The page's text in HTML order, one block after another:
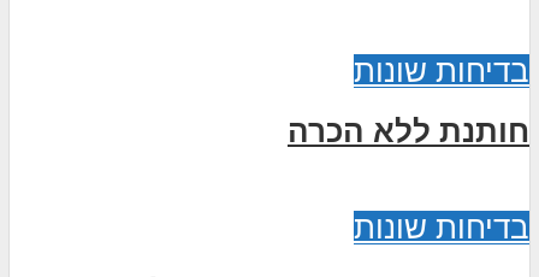
בדיחות שונות
חותנת ללא הכרה
בדיחות שונות